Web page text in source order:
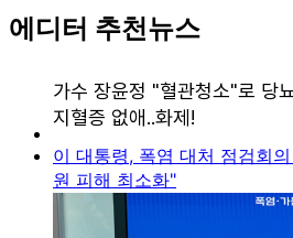
에디터 추천뉴스
이 대통령, 폭염 대처 점검회
원 피해 최소화"